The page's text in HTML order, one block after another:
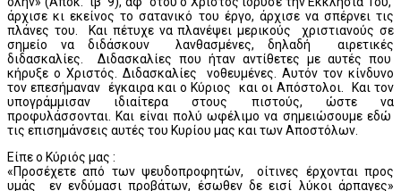
άρχισε κι εκείνος το σατανικό του έργο, άρχισε να σπέρνει τις
πλάνες του. Και πέτυχε να πλανέψει μερικούς χριστιανούς σε
σημείο να διδάσκουν λανθασμένες, δηλαδή αιρετικές
διδασκαλίες. Διδασκαλίες που ήταν αντίθετες με αυτές που
κήρυξε ο Χριστός. Διδασκαλίες νοθευμένες. Αυτόν τον κίνδυνο
τον επεσήμαναν έγκαιρα και ο Κύριος και οι Απόστολοι. Και τον
υπογράμμισαν ιδιαίτερα στους πιστούς, ώστε να
προφυλάσσονται. Και είναι πολύ ωφέλιμο να σημειώσουμε εδώ
τις επισημάνσεις αυτές του Κυρίου μας και των Αποστόλων.
Είπε ο Κύριός μας :
«Προσέχετε από των ψευδοπροφητών, οίτινες έρχονται προς
υμάς εν ενδύμασι προβάτων, έσωθεν δε εισί λύκοι άρπαγες»